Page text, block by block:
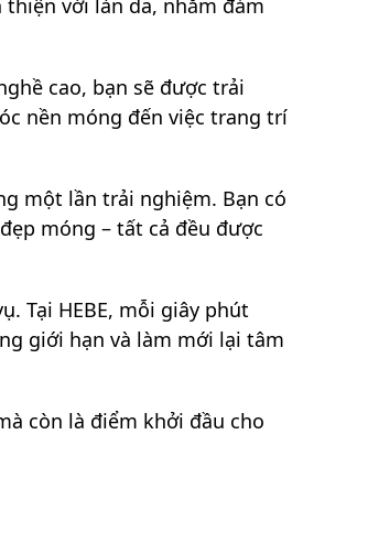
với làn da, nhằm đảm
cao, bạn sẽ được trải
nền móng đến việc trang trí
một lần trải nghiệm. Bạn có
móng – tất cả đều được
Tại HEBE, mỗi giây phút
giới hạn và làm mới lại tâm
còn là điểm khởi đầu cho